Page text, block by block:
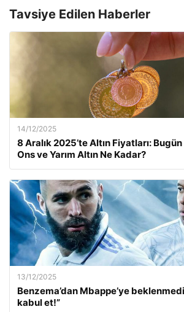
Tavsiye Edilen Haberler
14/12/2025
8 Aralık 2025’te Altın Fiyatları:
Ons ve Yarım Altın Ne Kadar?
13/12/2025
Benzema’dan Mbappe’ye
kabul et!”